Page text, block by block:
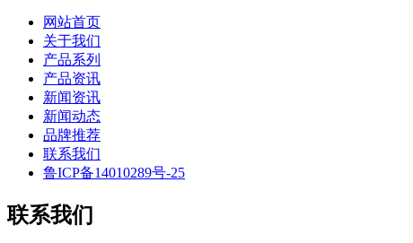
网站首页
关于我们
产品系列
产品资讯
新闻资讯
新闻动态
品牌推荐
联系我们
鲁ICP备14010289号-25
联系我们